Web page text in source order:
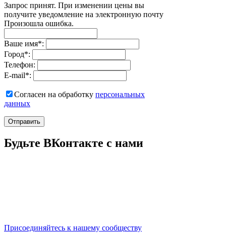
Запрос принят. При изменении цены вы
получите уведомление на электронную почту
Произошла ошибка.
Ваше имя*:
Город*:
Телефон:
E-mail*:
Согласен на обработку персональныx
данных
Отправить
Будьте ВКонтакте с нами
Присоединяйтесь к нашему сообществу